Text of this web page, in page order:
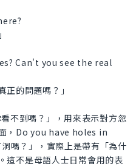
Can't you see the real
正的問題嗎？」
不到嗎？」，用來表示對方忽
，Do you have holes in
嗎？」，實際上是帶有「為什
這不是母語人士日常會用的表